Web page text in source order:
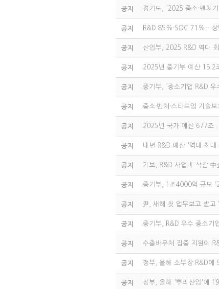
공지 경기도, '2025 중소·벤처
공지 R&D 85%·SOC 71%…상
공지 산업부, 2025 R&D 역대
공지 2025년 중기부 예산
공지 중기부, '중소기업 R&D
공지 중소·벤처·스타트업 기술
공지 2025년 국가 예산 677조
공지 내년 R&D 예산 '역대 최
공지 기보, R&D 사업비 삭감
공지 중기부, 1조4000억 규모
공지 尹, 새해 첫 업무보고 받고
공지 중기부, R&D 우수 중소기
공지 수출바우처 집중 지원에
공지 정부, 올해 소부장 R&D에
공지 정부, 올해 '뿌리산업'에